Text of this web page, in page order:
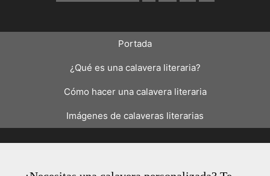
Portada
¿Qué es una calavera literaria?
Cómo hacer una calavera literaria
Imágenes de calaveras literarias